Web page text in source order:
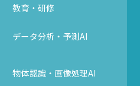
教育・研修
データ分析・予測AI
物体認識・画像処理AI